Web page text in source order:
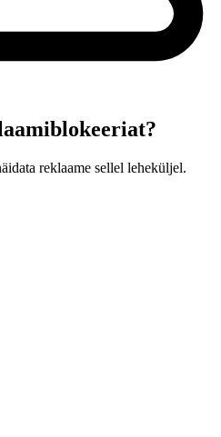
reklaame sellel leheküljel.